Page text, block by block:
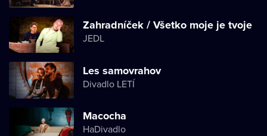
Zahradníček / Všetko moje je tvoje
JEDL
Les samovrahov
Divadlo LETÍ
Macocha
HaDivadlo